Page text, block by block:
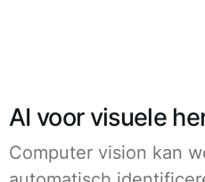
AI voor visuele
Computer vision kan